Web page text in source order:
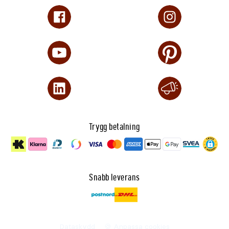
Trygg betalning
Snabb leverans